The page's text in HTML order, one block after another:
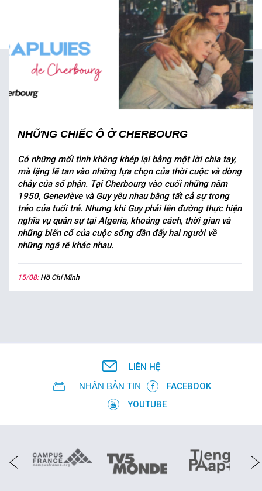
NHỮNG CHIẾC Ô Ở CHERBOURG
Có những mối tình không khép lại bằng một lời chia tay,
mà lặng lẽ tan vào những lựa chọn của thời cuộc và dòng
chảy của số phận. Tại Cherbourg vào cuối những năm
1950, Geneviève và Guy yêu nhau bằng tất cả sự trong
trẻo của tuổi trẻ. Nhưng khi Guy phải lên đường thực hiện
nghĩa vụ quân sự tại Algeria, khoảng cách, thời gian và
những biến cố của cuộc sống dần đẩy hai người về
những ngã rẽ khác nhau.
15/08: Hồ Chí Minh
LIÊN HỆ
NHẬN BẢN TIN
FACEBOOK
YOUTUBE